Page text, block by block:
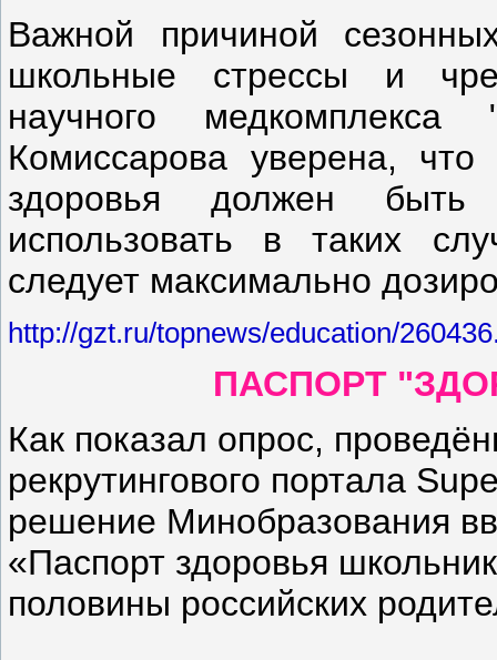
Важной причиной
школьные стрессы и
научного
Комиссарова уверена, что
здоровья должен быть
использовать в таких
следует максимально
http://gzt.ru/topnews/education/
ПАСПОРТ
Как показал опрос,
рекрутингового портала
решение Минобразования
«Паспорт здоровья
половины российских